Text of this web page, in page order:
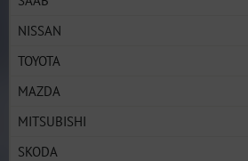
NISSAN
TOYOTA
MAZDA
MITSUBISHI
SKODA